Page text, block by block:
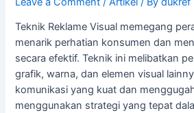
Teknik Reklame Visual memegang
menarik perhatian konsumen dan
secara efektif. Teknik ini melibatkan
grafik, warna, dan elemen visual
komunikasi yang kuat dan
menggunakan strategi yang tepat